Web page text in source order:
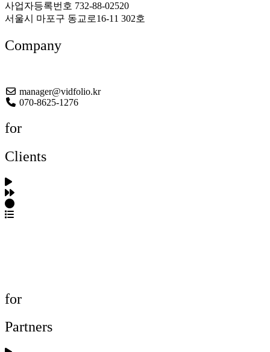
사업자등록번호 732-88-02520
서울시 마포구 동교로16-11 302호
Company
manager@vidfolio.kr
070-8625-1276
for
Clients
for
Partners